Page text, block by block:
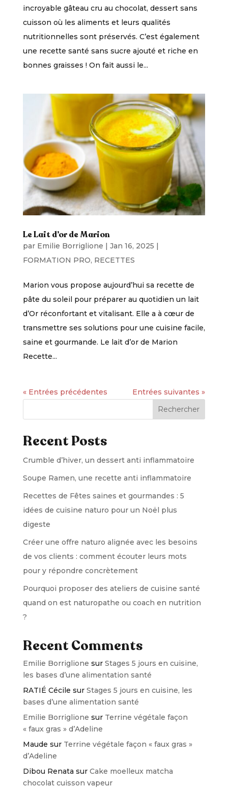
incroyable gâteau cru au chocolat, dessert sans
cuisson où les aliments et leurs qualités
nutritionnelles sont préservés. C’est également
une recette santé sans sucre ajouté et riche en
bonnes graisses ! On fait aussi le...
Le Lait d’or de Marion
par Emilie Borriglione | Jan 16, 2025 |
FORMATION PRO, RECETTES
Marion vous propose aujourd’hui sa recette de
pâte du soleil pour préparer au quotidien un lait
d’Or réconfortant et vitalisant. Elle a à cœur de
transmettre ses solutions pour une cuisine facile,
saine et gourmande. Le lait d’or de Marion
Recette...
« Entrées précédentes
Entrées suivantes »
Rechercher
Recent Posts
Crumble d’hiver, un dessert anti inflammatoire
Soupe Ramen, une recette anti inflammatoire
Recettes de Fêtes saines et gourmandes : 5
idées de cuisine naturo pour un Noël plus
digeste
Créer une offre naturo alignée avec les besoins
de vos clients : comment écouter leurs mots
pour y répondre concrètement
Pourquoi proposer des ateliers de cuisine santé
quand on est naturopathe ou coach en nutrition
?
Recent Comments
Emilie Borriglione sur Stages 5 jours en cuisine,
les bases d’une alimentation santé
RATIÉ Cécile sur Stages 5 jours en cuisine, les
bases d’une alimentation santé
Emilie Borriglione sur Terrine végétale façon
« faux gras » d’Adeline
Maude sur Terrine végétale façon « faux gras »
d’Adeline
Dibou Renata sur Cake moelleux matcha
chocolat cuisson vapeur